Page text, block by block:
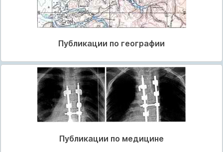
Публикации по географии
Публикации по медицине